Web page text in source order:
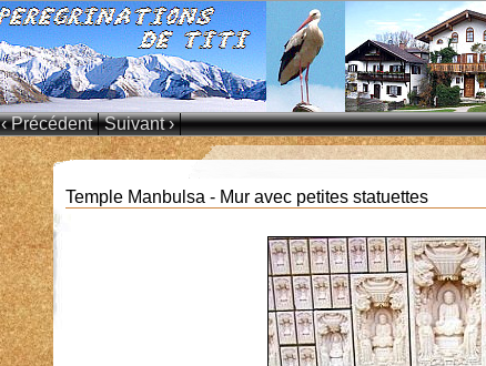
‹ Précédent Suivant ›
Temple Manbulsa - Mur avec petites statuettes